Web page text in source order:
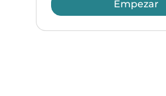
Empezar